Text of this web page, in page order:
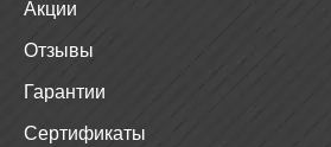
Акции
Отзывы
Гарантии
Сертификаты